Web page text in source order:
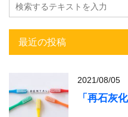
最近の投稿
2021/08/05
「再石灰